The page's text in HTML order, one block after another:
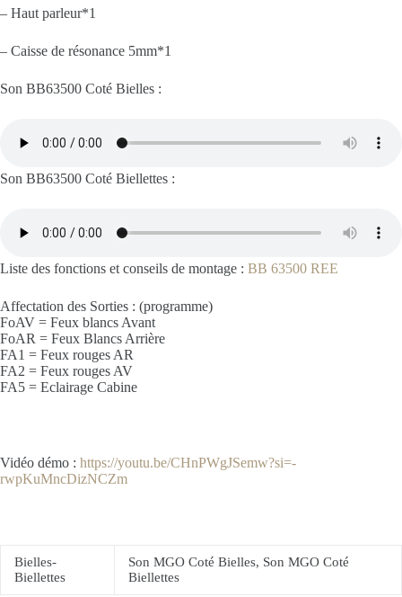
– Haut parleur*1
– Caisse de résonance 5mm*1
Son BB63500 Coté Bielles :
Son BB63500 Coté Biellettes :
Liste des fonctions et conseils de montage : BB 63500 REE
Affectation des Sorties : (programme)
FoAV = Feux blancs Avant
FoAR = Feux Blancs Arrière
FA1 = Feux rouges AR
FA2 = Feux rouges AV
FA5 = Eclairage Cabine
Vidéo démo : https://youtu.be/CHnPWgJSemw?si=-
rwpKuMncDizNCZm
Bielles-
Biellettes
Son MGO Coté Bielles, Son MGO Coté
Biellettes